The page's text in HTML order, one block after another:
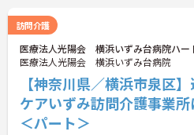
訪問介護
医療法人光陽会 横浜いずみ台病院ハー
医療法人光陽会 横浜いずみ台病院
【神奈川県／横浜市泉区
ケアいずみ訪問介護事業所
＜パート＞